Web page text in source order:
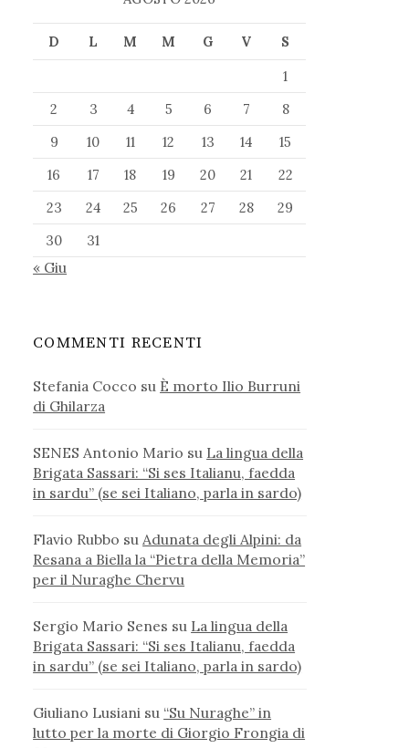
D L M M G V
S
1
2
3 4 5 6 7
8
9
10 11 12 13 14
15
16
17 18 19 20 21
22
23
24 25 26 27 28
29
30
31
« Giu
COMMENTI RECENTI
Stefania Cocco su È morto Ilio Burruni
di Ghilarza
SENES Antonio Mario su La lingua della
Brigata Sassari: “Si ses Italianu, faedda
in sardu” (se sei Italiano, parla in sardo)
Flavio Rubbo su Adunata degli Alpini: da
Resana a Biella la “Pietra della Memoria”
per il Nuraghe Chervu
Sergio Mario Senes su La lingua della
Brigata Sassari: “Si ses Italianu, faedda
in sardu” (se sei Italiano, parla in sardo)
Giuliano Lusiani su “Su Nuraghe” in
lutto per la morte di Giorgio Frongia di